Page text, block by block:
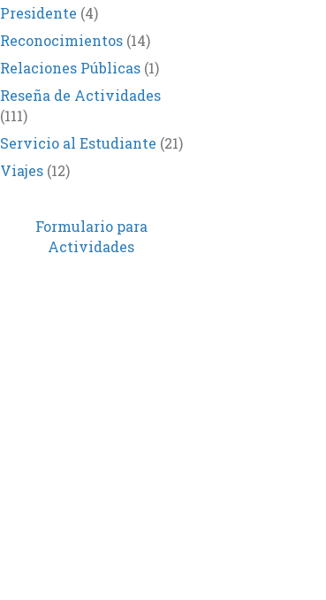
Presidente (4)
Reconocimientos(14)
Relaciones Públicas(1)
Reseña de Actividades
(111)
Servicio al Estudiante (21)
Viajes(12)
Formulario para
Actividades